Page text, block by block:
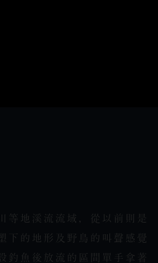
等地溪流流域，從以前則是
下的地形及野鳥的叫聲感覺
釣魚後放流的區間單手拿著